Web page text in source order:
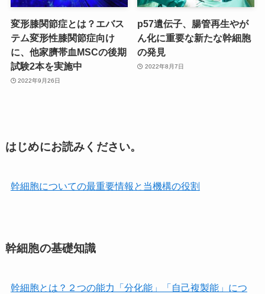
変形膝関節症とは？エバス
テム変形性膝関節症向け
に、他家臍帯血MSCの後期
試験2本を実施中
2022年9月26日
p57遺伝子、腸管再生やが
ん化に重要な新たな幹細胞
の発見
2022年8月7日
はじめにお読みください。
幹細胞についての最重要情報と当機構の役割
幹細胞の基礎知識
幹細胞とは？２つの能力「分化能」「自己複製能」につ